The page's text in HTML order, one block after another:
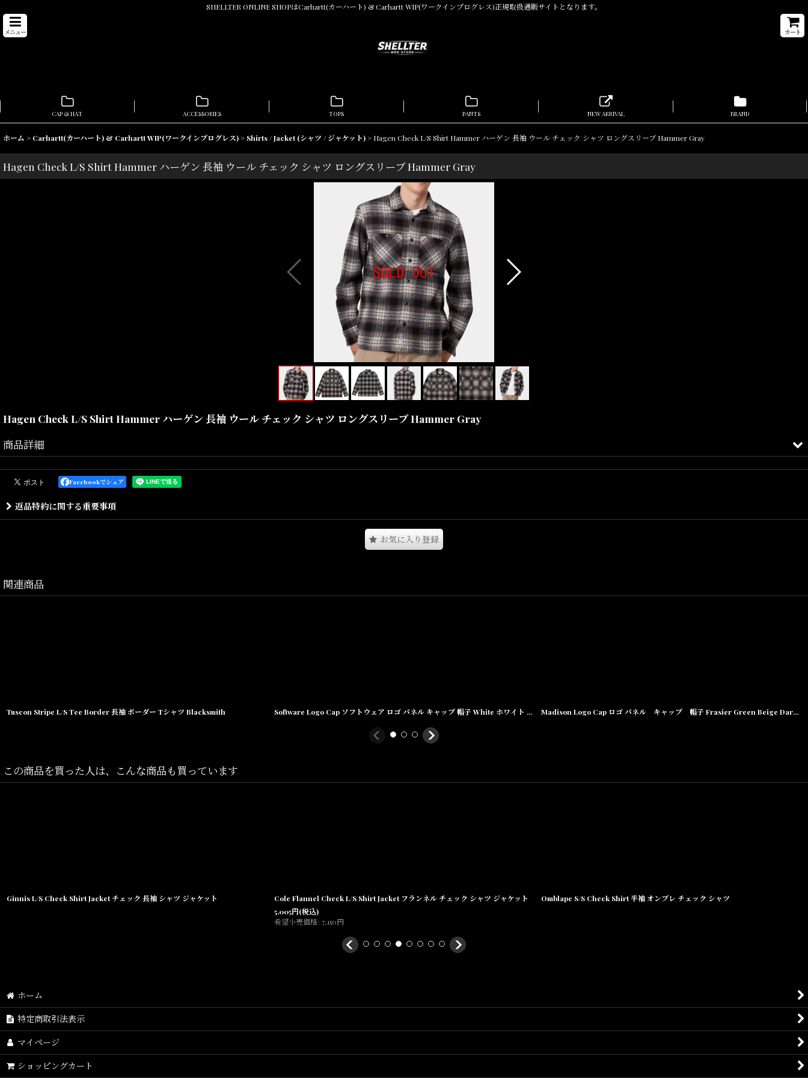
SHELLTER ONLINE SHOPはCarhartt(カーハート) & Carhartt WIP(ワークインプログレス)正規取扱通販サイトとなります。
メニュー カート
CAP & HAT ACCESSORIES TOPS PANTS NEW ARRIVAL BRAND
ホーム > Carhartt(カーハート) & Carhartt WIP(ワークインプログレス) > Shirts / Jacket (シャツ / ジャケット) > Hagen Check L/S Shirt Hammer ハーゲン 長袖 ウール チェック シャツ ロングスリーブ Hammer Gray
Hagen Check L/S Shirt Hammer ハーゲン 長袖 ウール チェック シャツ ロングスリーブ Hammer Gray
Hagen Check L/S Shirt Hammer ハーゲン 長袖 ウール チェック シャツ ロングスリーブ Hammer Gray
商品詳細
ウール混の生地を使用したチェックシャツ、ロングスリーブハーゲンシャツとなります。
両胸にポケットが付いており、Carhartt WIPらしいワークテイストを感じさせる細やかなディテールが特徴的。
秋冬らしいカラーリングがポイントです。
L(着丈:75cm,身幅:59cm,肩幅:50cm,袖丈:65.5cm)
Facebookでシェア
返品特約に関する重要事項
お気に入り登録
関連商品
Tuscon Stripe L/S Tee Border 長袖 ボーダー Tシャツ Blacksmith Software Logo Cap ソフトウェア ロゴ パネル キャップ 帽子 White ホワイト Arrow Red ワインレッド Navy ネイビー Madison Logo Cap ロゴ パネル キャップ 帽子 Frasier Green Beige Dark Navy
この商品を買った人は、こんな商品も買っています
Ginnis L/S Check Shirt Jacket チェック 長袖 シャツ ジャケット
Cole Flannel Check L/S Shirt Jacket フランネル チェック シャツ ジャケット
5,005円(税込)
希望小売価格: 7,150円
Omblape S/S Check Shirt 半袖 オンブレ チェック シャツ
ホーム
特定商取引法表示
マイページ
ショッピングカート